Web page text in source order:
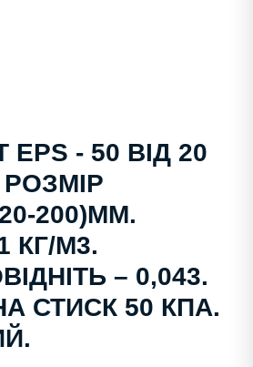
- 50 ВІД 20
200)ММ.
КГ/М3.
– 0,043.
СТИСК 50 КПА.